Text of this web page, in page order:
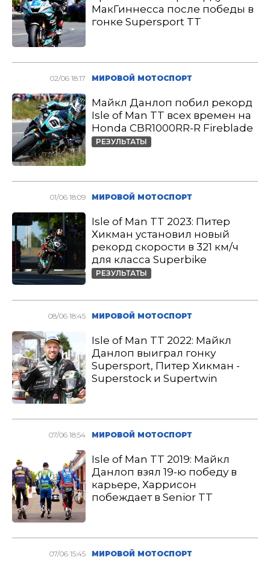
МакГиннесса после победы в
гонке Supersport TT
02/06 18:17 МИРОВОЙ МОТОСПОРТ
Майкл Данлоп побил рекорд
Isle of Man TT всех времен на
Honda CBR1000RR-R Fireblade
РЕЗУЛЬТАТЫ
01/06 18:09 МИРОВОЙ МОТОСПОРТ
Isle of Man TT 2023: Питер
Хикман установил новый
рекорд скорости в 321 км/ч
для класса Superbike
РЕЗУЛЬТАТЫ
08/06 18:45 МИРОВОЙ МОТОСПОРТ
Isle of Man TT 2022: Майкл
Данлоп выиграл гонку
Supersport, Питер Хикман -
Superstock и Supertwin
07/06 18:54 МИРОВОЙ МОТОСПОРТ
Isle of Man TT 2019: Майкл
Данлоп взял 19-ю победу в
карьере, Харрисон
побеждает в Senior TT
07/06 15:45 МИРОВОЙ МОТОСПОРТ